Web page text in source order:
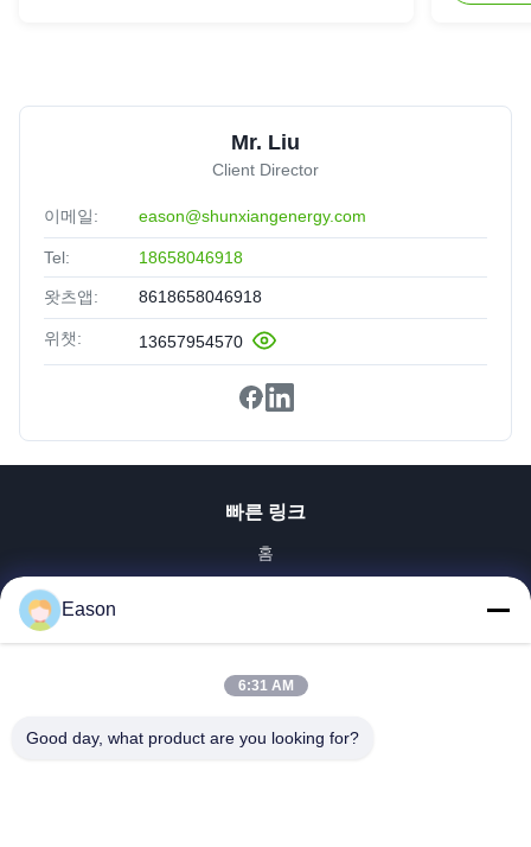
Mr. Liu
Client Director
이메일: eason@shunxiangenergy.com
Tel: 18658046918
왓츠앱: 8618658046918
위챗: 13657954570
빠른 링크
홈
공장 투어
연락처
Eason
6:31 AM
Good day, what product are you looking for?